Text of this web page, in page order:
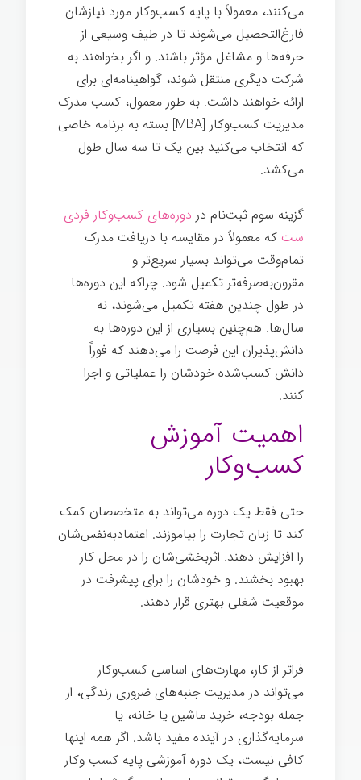
می‌کنند، معمولاً با پایه کسب‌وکار مورد نیازشان
فارغ‌التحصیل می‌شوند تا در طیف وسیعی از
حرفه‌ها و مشاغل مؤثر باشند. و اگر بخواهند به
شرکت دیگری منتقل شوند، گواهینامه‌ای برای
ارائه خواهند داشت. به طور معمول، کسب مدرک
مدیریت کسب‌وکار [MBA] بسته به برنامه خاصی
که انتخاب می‌کنید بین یک تا سه سال طول
می‌کشد.
گزینه سوم ثبت‌نام در دوره‌های کسب‌وکار فردی
ست که معمولاً در مقایسه با دریافت مدرک
تمام‌وقت می‌تواند بسیار سریع‌تر و
مقرون‌به‌صرفه‌تر تکمیل شود. چراکه این دوره‌ها
در طول چندین هفته تکمیل می‌شوند، نه
سال‌ها. هم‌چنین بسیاری از این دوره‌ها به
دانش‌پذیران این فرصت را می‌دهند که فوراً
دانش کسب‌شده خودشان را عملیاتی و اجرا
کنند.
اهمیت آموزش
کسب‌وکار
حتی فقط یک دوره می‌تواند به متخصصان کمک
کند تا زبان تجارت را بیاموزند. اعتمادبه‌نفس‌شان
را افزایش دهند. اثربخشی‌شان را در محل کار
بهبود بخشند. و خودشان را برای پیشرفت در
موقعیت شغلی بهتری قرار دهند.
فراتر از کار، مهارت‌های اساسی کسب‌وکار
می‌تواند در مدیریت جنبه‌های ضروری زندگی، از
جمله بودجه، خرید ماشین یا خانه، یا
سرمایه‌گذاری در آینده مفید باشد. اگر همه اینها
کافی نیست، یک دوره آموزشی پایه کسب وکار